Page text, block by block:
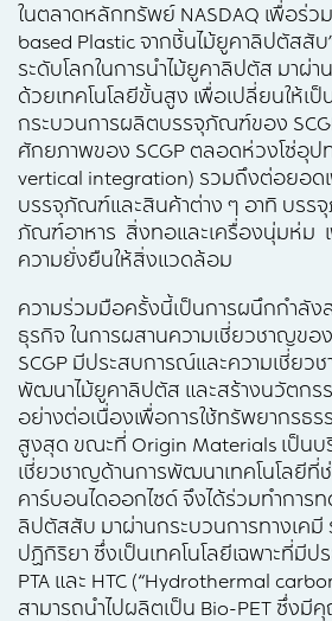
ในตลาดหลักทรัพย์ NASDAQ เพื่อร่
based Plastic จากชิ้นไม้ยูคาลิปตัสสั
ระดับโลกในการนำไม้ยูคาลิปตัส มาผ่า
ด้วยเทคโนโลยีขั้นสูง เพื่อเปลี่ยนให้เ
กระบวนการผลิตบรรจุภัณฑ์ของ
ศักยภาพของ SCGP ตลอดห่วงโซ่อุป
vertical integration) รวมถึงต่อยอด
บรรจุภัณฑ์และสินค้าต่าง ๆ อาทิ บรร
ภัณฑ์อาหาร สิ่งทอและเครื่องนุ่มห่ม
ความยั่งยืนให้สิ่งแวดล้อม
ความร่วมมือครั้งนี้เป็นการผนึกกำลัง
ธุรกิจ ในการผสานความเชี่ยวชาญขอ
SCGP มีประสบการณ์และความเชี่ยว
พัฒนาไม้ยูคาลิปตัส และสร้างนวัตกร
อย่างต่อเนื่องเพื่อการใช้ทรัพยากรธร
สูงสุด ขณะที่ Origin Materials เป็นบ
เชี่ยวชาญด้านการพัฒนาเทคโนโลยีที่
คาร์บอนไดออกไซด์ จึงได้ร่วมทำการ
ลิปตัสสับ มาผ่านกระบวนการทางเคมี
ปฏิกิริยา ซึ่งเป็นเทคโนโลยีเฉพาะที่มีป
PTA และ HTC (“Hydrothermal
สามารถนำไปผลิตเป็น Bio-PET ซึ่งมี